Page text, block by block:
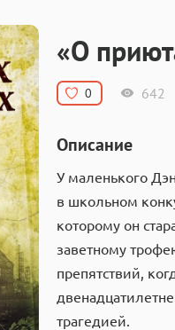
Драматургия
Компьютеры и Интернет
Фольклор
«О
0 642
Описание
У маленького
в школьном
которому он
заветному
препятствий,
трагедией.